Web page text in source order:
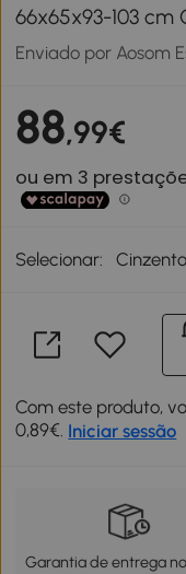
66x65x93-103 cm
Enviado por Aosom
88,99€
Selecionar:
Com este produto,
0,89€. Iniciar sessão
Garantia de entrega